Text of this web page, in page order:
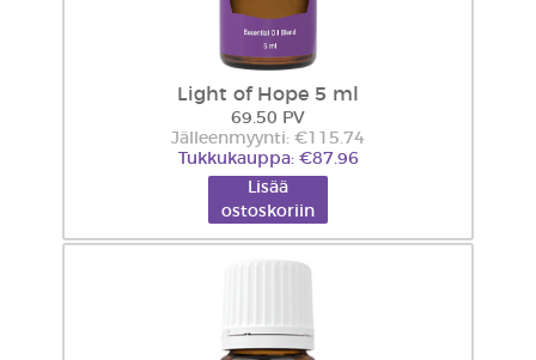
Light of Hope 5 ml
69.50 PV
Jälleenmyynti: €115.74
Tukkukauppa: €87.96
Lisää
ostoskoriin